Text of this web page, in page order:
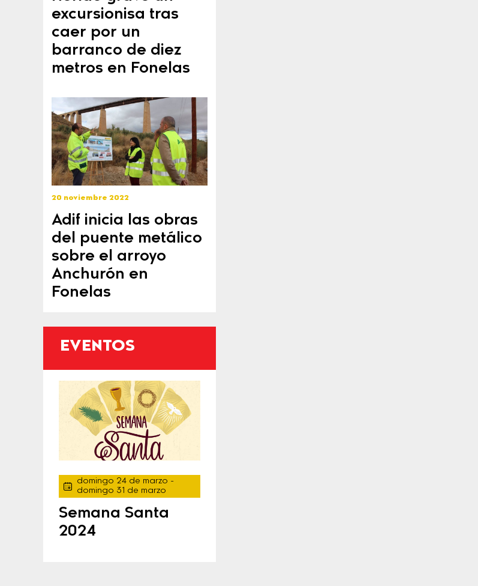
excursionisa tras
caer por un
barranco de diez
metros en Fonelas
20 noviembre 2022
Adif inicia las obras
del puente metálico
sobre el arroyo
Anchurón en
Fonelas
EVENTOS
domingo 24 de marzo -
domingo 31 de marzo
Semana Santa
2024